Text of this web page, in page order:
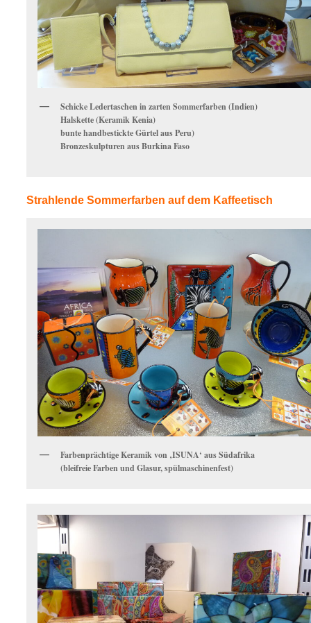
Schicke Ledertaschen in zarten Sommerfarben (Indien)
Halskette (Keramik Kenia)
bunte handbestickte Gürtel aus Peru)
Bronzeskulpturen aus Burkina Faso
Strahlende Sommerfarben auf dem Kaffeetisch
Farbenprächtige Keramik von ‚ISUNA‘ aus Südafrika
(bleifreie Farben und Glasur, spülmaschinenfest)